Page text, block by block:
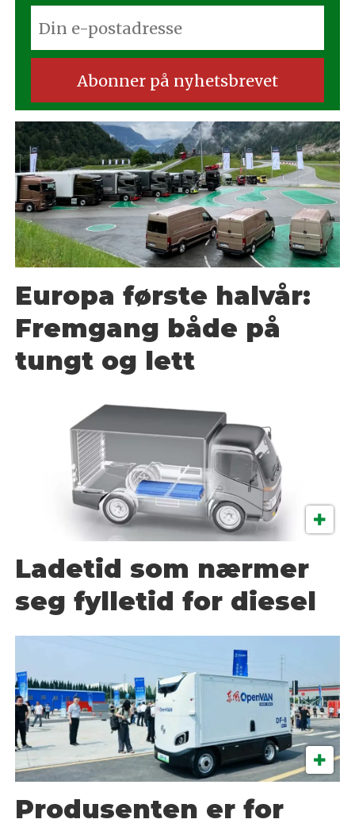
Europa første halvår:
Fremgang både på
tungt og lett
Ladetid som nærmer
seg fylletid for diesel
Produsenten er for